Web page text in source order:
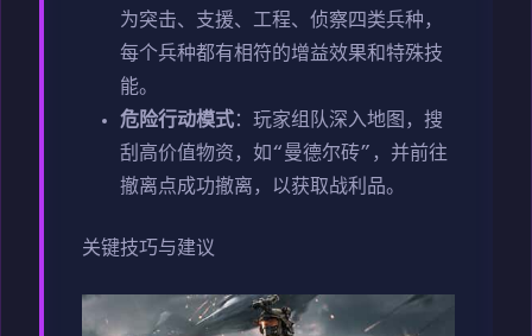
为突击、支援、工程、侦察四类兵种，
每个兵种都有相符的增益效果和特殊技
能。
危险行动模式：玩家组队深入地图，搜
刮高价值物资，如“曼德尔砖”，并前往
撤离点成功撤离，以获取战利品。
关键技巧与建议